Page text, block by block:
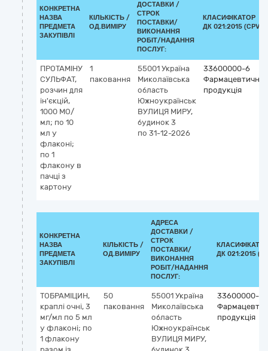
КОНКРЕТНА
НАЗВА
ПРЕДМЕТА
ЗАКУПІВЛІ
КІЛЬКІСТЬ /
ОД.ВИМІРУ
ДОСТАВКИ /
СТРОК
ПОСТАВКИ/
ВИКОНАННЯ
РОБІТ/НАДАННЯ
ПОСЛУГ:
КЛАСИФІКАТОР
ДК 021:2015 (CPV)
ПРОТАМІНУ
СУЛЬФАТ,
розчин для
ін'єкцій,
1000 MО/
мл; по 10
мл у
флаконі;
по 1
флакону в
пачці з
картону
1
паковання
55001 Україна
Миколаївська
область
Южноукраїнськ
ВУЛИЦЯ МИРУ,
будинок 3
по 31-12-2026
33600000-6
Фармацевтична
продукція
КОНКРЕТНА
НАЗВА
ПРЕДМЕТА
ЗАКУПІВЛІ
КІЛЬКІСТЬ /
ОД.ВИМІРУ
АДРЕСА
ДОСТАВКИ /
СТРОК
ПОСТАВКИ/
ВИКОНАННЯ
РОБІТ/НАДАННЯ
ПОСЛУГ:
ДК 021:2015
ТОБРАМІЦИН,
краплі очні, 3
мг/мл по 5 мл
у флаконі; по
1 флакону
50
паковання
55001 Україна
Миколаївська
область
Южноукраїнськ
ВУЛИЦЯ МИРУ,
33600000-6
продукція